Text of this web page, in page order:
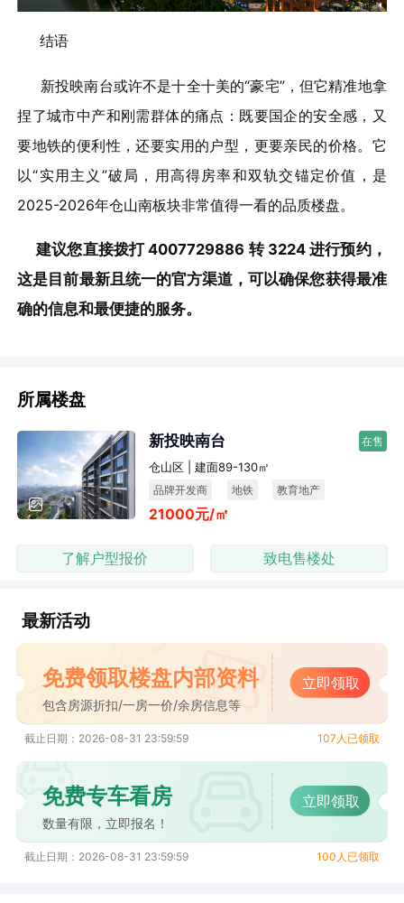
结语
新投映南台或许不是十全十美的“豪宅”，但它精准地拿
捏了城市中产和刚需群体的痛点：既要国企的安全感，又
要地铁的便利性，还要实用的户型，更要亲民的价格。它
以“实用主义”破局，用高得房率和双轨交锚定价值，是
2025-2026年仓山南板块非常值得一看的品质楼盘。
建议您直接拨打4007729886 转3224进行预约，
这是目前最新且统一的官方渠道，可以确保您获得最准
确的信息和最便捷的服务。
所属楼盘
新投映南台 在售
仓山区 | 建面89-130㎡
品牌开发商 地铁
教育地产
低密居住
纯商品房
21000元/㎡
了解户型报价 致电售楼处
最新活动
免费领取楼盘内部资料
包含房源折扣/一房一价/余房信息等
立即领取
截止日期：2026-08-31 23:59:59 107人已领取
免费专车看房
数量有限，立即报名！
立即领取
截止日期：2026-08-31 23:59:59 100人已领取